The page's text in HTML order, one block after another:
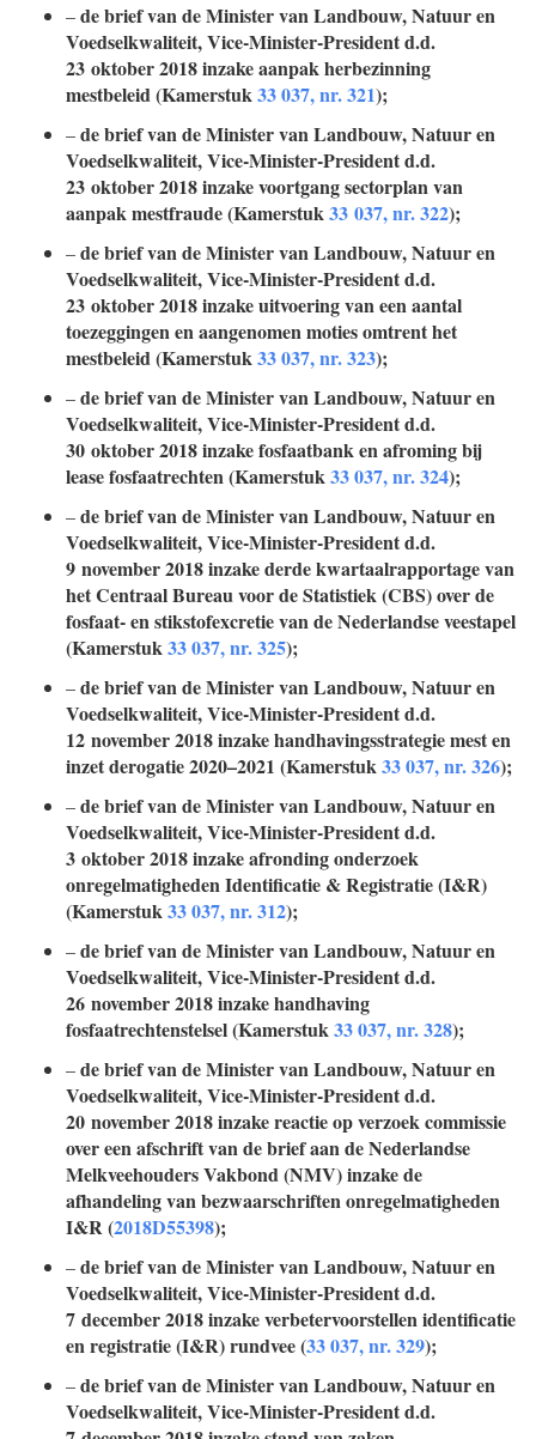
–de brief van de Minister van Landbouw, Natuur en
Voedselkwaliteit, Vice-Minister-President d.d.
23 oktober 2018 inzake aanpak herbezinning
mestbeleid (Kamerstuk33 037, nr. 321);
–de brief van de Minister van Landbouw, Natuur en
Voedselkwaliteit, Vice-Minister-President d.d.
23 oktober 2018 inzake voortgang sectorplan van
aanpak mestfraude (Kamerstuk33 037, nr. 322);
–de brief van de Minister van Landbouw, Natuur en
Voedselkwaliteit, Vice-Minister-President d.d.
23 oktober 2018 inzake uitvoering van een aantal
toezeggingen en aangenomen moties omtrent het
mestbeleid (Kamerstuk33 037, nr. 323);
–de brief van de Minister van Landbouw, Natuur en
Voedselkwaliteit, Vice-Minister-President d.d.
30 oktober 2018 inzake fosfaatbank en afroming bij
lease fosfaatrechten (Kamerstuk33 037, nr. 324);
–de brief van de Minister van Landbouw, Natuur en
Voedselkwaliteit, Vice-Minister-President d.d.
9 november 2018 inzake derde kwartaalrapportage van
het Centraal Bureau voor de Statistiek (CBS) over de
fosfaat- en stikstofexcretie van de Nederlandse veestapel
(Kamerstuk33 037, nr. 325);
–de brief van de Minister van Landbouw, Natuur en
Voedselkwaliteit, Vice-Minister-President d.d.
12 november 2018 inzake handhavingsstrategie mest en
inzet derogatie 2020–2021 (Kamerstuk33 037, nr. 326);
–de brief van de Minister van Landbouw, Natuur en
Voedselkwaliteit, Vice-Minister-President d.d.
3 oktober 2018 inzake afronding onderzoek
onregelmatigheden Identificatie & Registratie (I&R)
(Kamerstuk33 037, nr. 312);
–de brief van de Minister van Landbouw, Natuur en
Voedselkwaliteit, Vice-Minister-President d.d.
26 november 2018 inzake handhaving
fosfaatrechtenstelsel (Kamerstuk33 037, nr. 328);
–de brief van de Minister van Landbouw, Natuur en
Voedselkwaliteit, Vice-Minister-President d.d.
20 november 2018 inzake reactie op verzoek commissie
over een afschrift van de brief aan de Nederlandse
Melkveehouders Vakbond (NMV) inzake de
afhandeling van bezwaarschriften onregelmatigheden
I&R (2018D55398);
–de brief van de Minister van Landbouw, Natuur en
Voedselkwaliteit, Vice-Minister-President d.d.
7 december 2018 inzake verbetervoorstellen identificatie
en registratie (I&R) rundvee (33 037, nr. 329);
–de brief van de Minister van Landbouw, Natuur en
Voedselkwaliteit, Vice-Minister-President d.d.